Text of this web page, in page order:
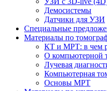
Демосистемы
Датчики для УЗИ
Cпециальные
Материалы по
КТ и МРТ: в чем
О компьютерной
Лучевая
Компьютерная
Основы МРТ